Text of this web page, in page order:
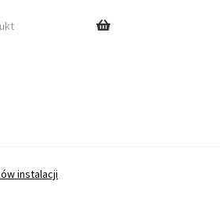
instalacji